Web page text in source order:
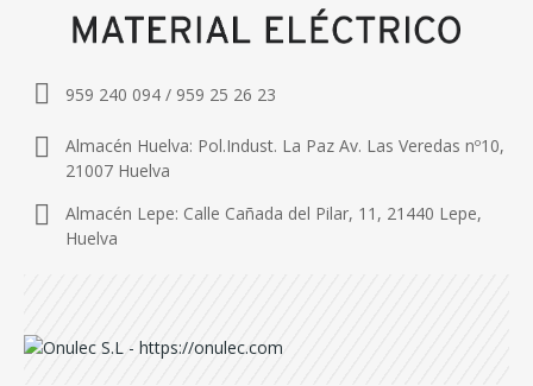
959 240 094 / 959 25 26 23
Almacén Huelva: Pol.Indust. La Paz Av. Las Veredas nº10,
21007 Huelva
Almacén Lepe: Calle Cañada del Pilar, 11, 21440 Lepe,
Huelva